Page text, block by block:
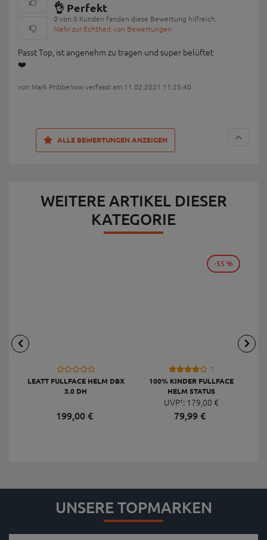
👌 Perfekt
0 von 0 Kunden fanden diese Bewertung hilfreich.
Mehr zur Echtheit von Bewertungen
Passt Top, ist angenehm zu tragen und super belüftet
❤️
von Mark Pribbenow verfasst am 11.02.2021 11:25:40
ALLE BEWERTUNGEN ANZEIGEN
WEITERE ARTIKEL DIESER
KATEGORIE
LEATT FULLFACE HELM DBX
3.0 DH
199,00 €
1
100% KINDER FULLFACE
HELM STATUS
UVP¹: 179,00 €
79,99€
-55 %
UNSERE TOPMARKEN